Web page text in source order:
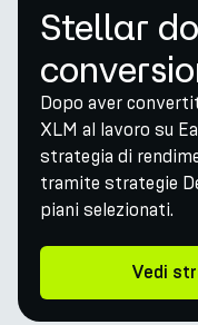
Stellar
Dopo aver
XLM al lavoro su
strategia di
tramite strategie
piani selezionati.
Vedi